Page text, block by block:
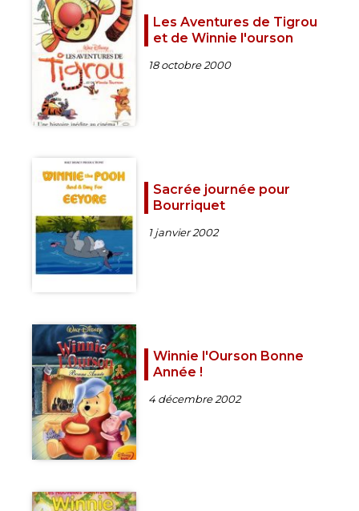
Les Aventures de Tigrou
et de Winnie l'ourson
18 octobre 2000
Sacrée journée pour
Bourriquet
1 janvier 2002
Winnie l'Ourson Bonne
Année !
4 décembre 2002